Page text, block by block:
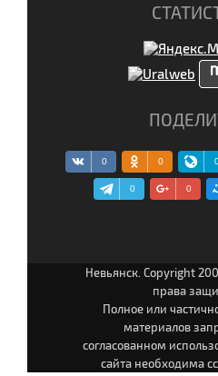
0 0
0 0
Невьянск. Copyright
права
Полное или
материалов
согласованном
сайта необходима